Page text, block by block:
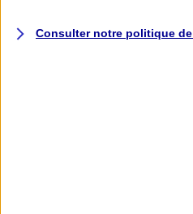
Consulter notre politique de